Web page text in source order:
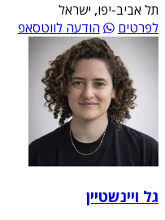
תל אביב-יפו, ישראל
לפרטים
הודעה לווטסאפ
גל ויינשטיין